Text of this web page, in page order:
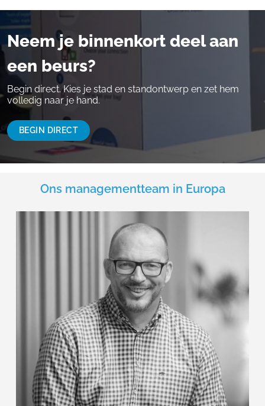
Neem je binnenkort deel aan
een beurs?
Begin direct. Kies je stad en standontwerp en zet hem
volledig naar je hand.
BEGIN DIRECT
Ons managementteam in Europa